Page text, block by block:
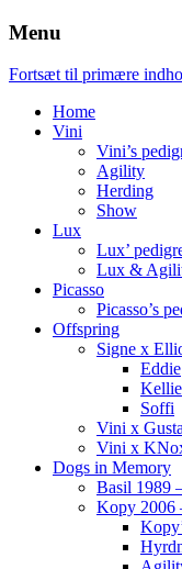
Menu
Fortsæt til primære
Home
Vini
Vini’s
Agility
Herding
Show
Lux
Lux’
Lux &
Picasso
Picasso’s
Offspring
Signe x
Eddie
Kellie
Soffi
Vini x
Vini x
Dogs in Memory
Basil 1989
Kopy 2006